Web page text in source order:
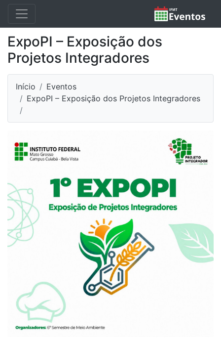
ExpoPI – Exposição dos
Projetos Integradores
Início
Eventos
ExpoPI – Exposição dos Projetos Integradores